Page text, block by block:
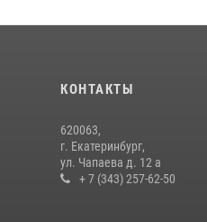
КОНТАКТЫ
620063,
г. Екатеринбург,
ул. Чапаева д. 12 а
+ 7 (343) 257-62-50